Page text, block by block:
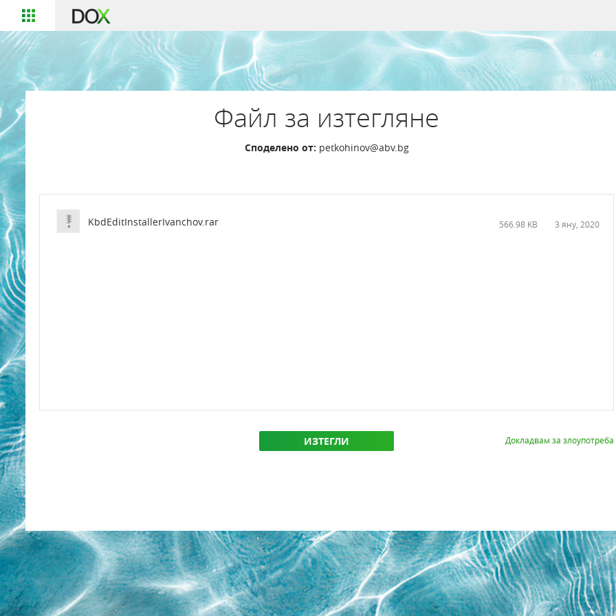
Файл за изтегляне
Споделено от: petkohinov@abv.bg
KbdEditInstallerIvanchov.rar 3 яну, 2020
566.98 KB
ИЗТЕГЛИ Докладвам за злоупотреба